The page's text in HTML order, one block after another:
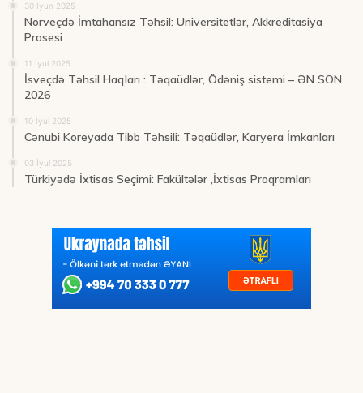
30 İyun 2025
Norveçdə İmtahansız Təhsil: Universitetlər, Akkreditasiya
Prosesi
11 İyul 2025
İsveçdə Təhsil Haqları : Təqaüdlər, Ödəniş sistemi – ƏN SON
2026
10 İyul 2025
Cənubi Koreyada Tibb Təhsili: Təqaüdlər, Karyera İmkanları
03 İyul 2025
Türkiyədə İxtisas Seçimi: Fakültələr ,İxtisas Proqramları